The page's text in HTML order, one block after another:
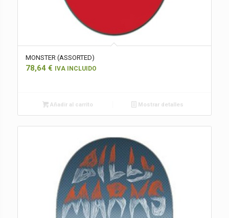
MONSTER (ASSORTED)
78,64 € IVA INCLUIDO
Añadir al carrito Mostrar detalles